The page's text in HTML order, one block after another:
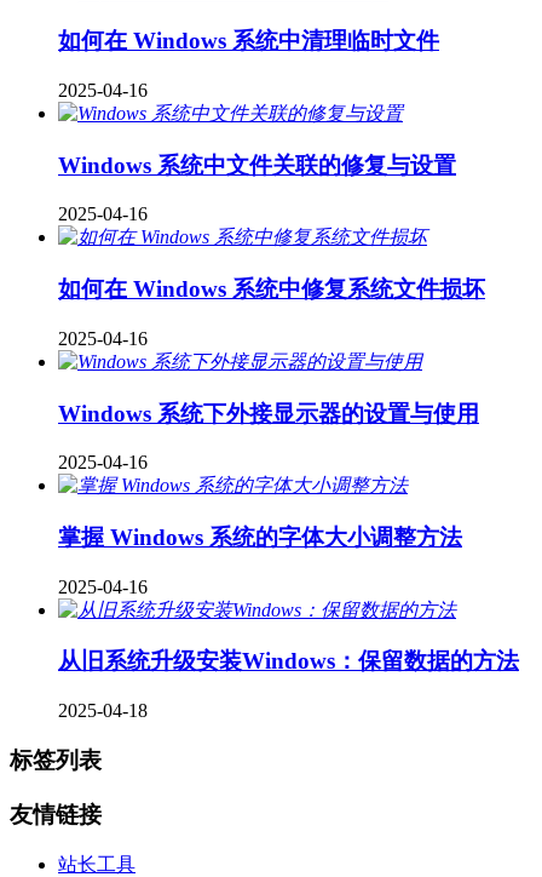
如何在 Windows 系统中清理临时文件
2025-04-16
Windows 系统中文件关联的修复与设置
2025-04-16
如何在 Windows 系统中修复系统文件损坏
2025-04-16
Windows 系统下外接显示器的设置与使用
2025-04-16
掌握 Windows 系统的字体大小调整方法
2025-04-16
从旧系统升级安装Windows：保留数据的方法​
2025-04-18
标签列表
友情链接
站长工具